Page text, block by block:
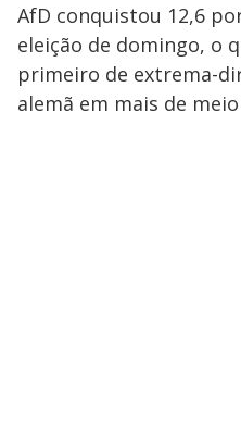
AfD conquistou 12,6
eleição de domingo, o
primeiro de extrema-
alemã em mais de